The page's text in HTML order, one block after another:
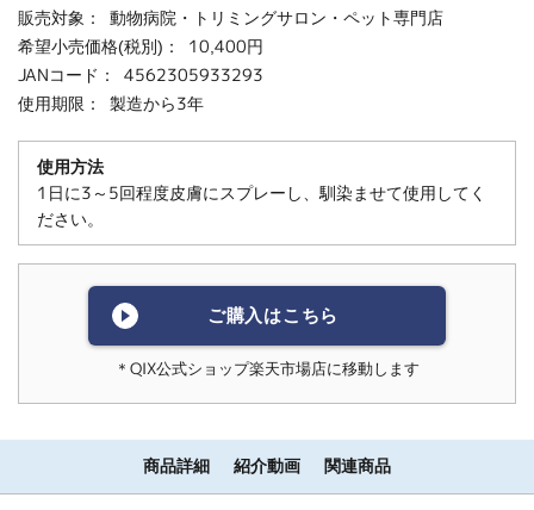
販売対象：
動物病院・トリミングサロン・ペット専門店
希望小売価格(税別)：
10,400円
JANコード：
4562305933293
使用期限：
製造から3年
使用方法
1日に3～5回程度皮膚にスプレーし、馴染ませて使用してく
ださい。
ご購入はこちら
＊QIX公式ショップ楽天市場店に移動します
商品詳細 紹介動画 関連商品